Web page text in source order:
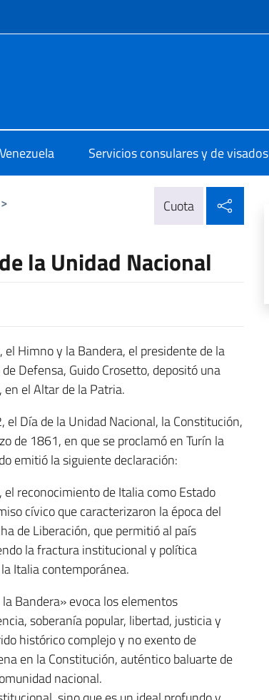
sociales y menú
Servicios consulares y de visados
>
Cuota
la Unidad Nacional
Himno y la Bandera, el presidente de la
Defensa, Guido Crosetto, depositó una
en el Altar de la Patria.
Día de la Unidad Nacional, la Constitución,
de 1861, en que se proclamó en Turín la
emitió la siguiente declaración:
reconocimiento de Italia como Estado
cívico que caracterizaron la época del
de Liberación, que permitió al país
la fractura institucional y política
Italia contemporánea.
Bandera» evoca los elementos
soberanía popular, libertad, justicia y
histórico complejo y no exento de
en la Constitución, auténtico baluarte de
nacional.